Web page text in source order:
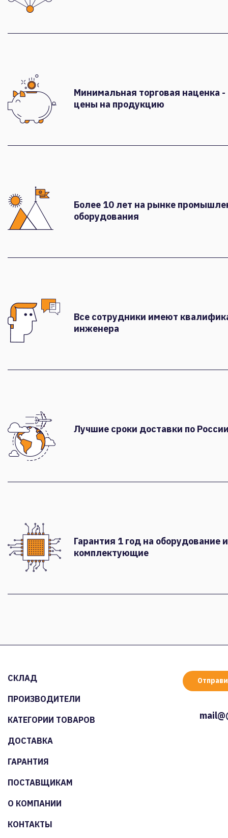
Минимальная торговая наценка
цены на продукцию
Более 10 лет на рынке
оборудования
Все сотрудники имеют
инженера
Лучшие сроки доставки по
Гарантия 1 год на оборудование и
комплектующие
СКЛАД
ПРОИЗВОДИТЕЛИ
КАТЕГОРИИ ТОВАРОВ
ДОСТАВКА
ГАРАНТИЯ
ПОСТАВЩИКАМ
О КОМПАНИИ
КОНТАКТЫ